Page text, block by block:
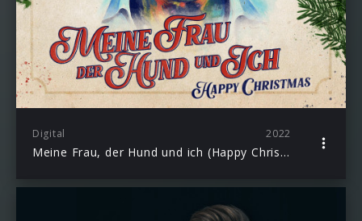
Digital 2022
Meine Frau, der Hund und ich (Happy Christmas) (Single)